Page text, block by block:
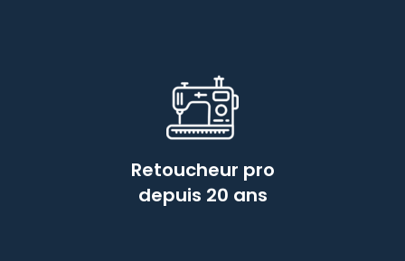
Retoucheur pro
depuis 20 ans